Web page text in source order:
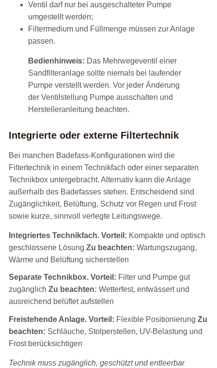
Ventil darf nur bei ausgeschalteter Pumpe
umgestellt werden;
Filtermedium und Füllmenge müssen zur Anlage
passen.
Bedienhinweis: Das Mehrwegeventil einer
Sandfilteranlage sollte niemals bei laufender
Pumpe verstellt werden. Vor jeder Änderung
der Ventilstellung Pumpe ausschalten und
Herstelleranleitung beachten.
Integrierte oder externe Filtertechnik
Bei manchen Badefass-Konfigurationen wird die
Filtertechnik in einem Technikfach oder einer separaten
Technikbox untergebracht. Alternativ kann die Anlage
außerhalb des Badefasses stehen. Entscheidend sind
Zugänglichkeit, Belüftung, Schutz vor Regen und Frost
sowie kurze, sinnvoll verlegte Leitungswege.
Integriertes Technikfach. Vorteil: Kompakte und optisch
geschlossene Lösung Zu beachten: Wartungszugang,
Wärme und Belüftung sicherstellen
Separate Technikbox. Vorteil: Filter und Pumpe gut
zugänglich Zu beachten: Wetterfest, entwässert und
ausreichend belüftet aufstellen
Freistehende Anlage. Vorteil: Flexible Positionierung Zu
beachten: Schläuche, Stolperstellen, UV-Belastung und
Frost berücksichtigen
Technik muss zugänglich, geschützt und entleerbar